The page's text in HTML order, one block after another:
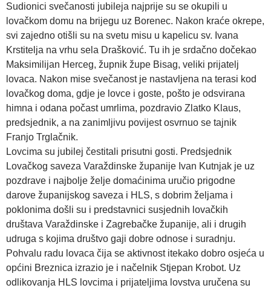
Sudionici svečanosti jubileja najprije su se okupili u
lovačkom domu na brijegu uz Borenec. Nakon kraće okrepe,
svi zajedno otišli su na svetu misu u kapelicu sv. Ivana
Krstitelja na vrhu sela Drašković. Tu ih je srdačno dočekao
Maksimilijan Herceg, župnik župe Bisag, veliki prijatelj
lovaca. Nakon mise svečanost je nastavljena na terasi kod
lovačkog doma, gdje je lovce i goste, pošto je odsvirana
himna i odana počast umrlima, pozdravio Zlatko Klaus,
predsjednik, a na zanimljivu povijest osvrnuo se tajnik
Franjo Trglačnik.
Lovcima su jubilej čestitali prisutni gosti. Predsjednik
Lovačkog saveza Varaždinske županije Ivan Kutnjak je uz
pozdrave i najbolje želje domaćinima uručio prigodne
darove županijskog saveza i HLS, s dobrim željama i
poklonima došli su i predstavnici susjednih lovačkih
društava Varaždinske i Zagrebačke županije, ali i drugih
udruga s kojima društvo gaji dobre odnose i suradnju.
Pohvalu radu lovaca čija se aktivnost itekako dobro osjeća u
općini Breznica izrazio je i načelnik Stjepan Krobot. Uz
odlikovanja HLS lovcima i prijateljima lovstva uručena su